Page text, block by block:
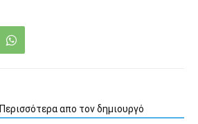
Περισσότερα απο τον δημιουργό